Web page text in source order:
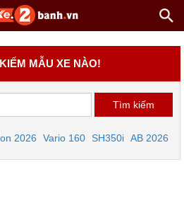
MẪU XE NÀO!
2026 Vario 160 SH350i AB 2026